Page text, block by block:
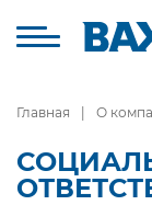
Главная О